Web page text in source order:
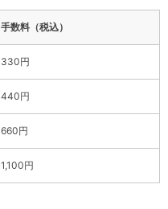
手数料（税込）
330円
440円
660円
1,100円